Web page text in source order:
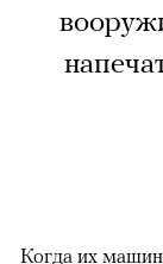
Когда их